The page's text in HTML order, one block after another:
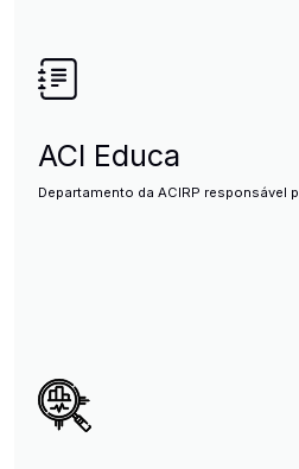
ACI Educa
Departamento da ACIRP responsável